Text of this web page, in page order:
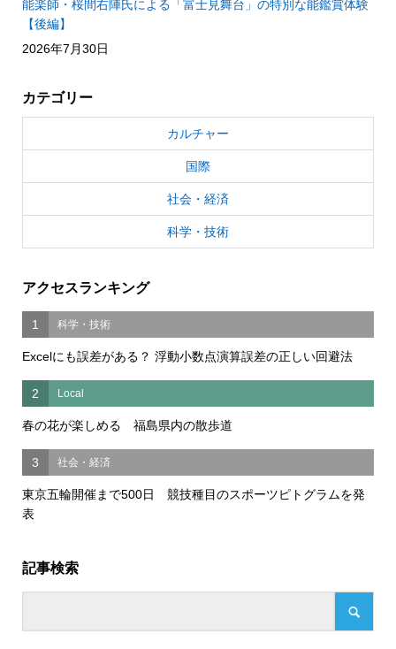
能楽師・桜間右陣氏による「富士見舞台」の特別な能鑑賞体験
【後編】
2026年7月30日
カテゴリー
カルチャー
国際
社会・経済
科学・技術
アクセスランキング
1 科学・技術
Excelにも誤差がある？ 浮動小数点演算誤差の正しい回避法
2 Local
春の花が楽しめる 福島県内の散歩道
3 社会・経済
東京五輪開催まで500日 競技種目のスポーツピトグラムを発
表
記事検索